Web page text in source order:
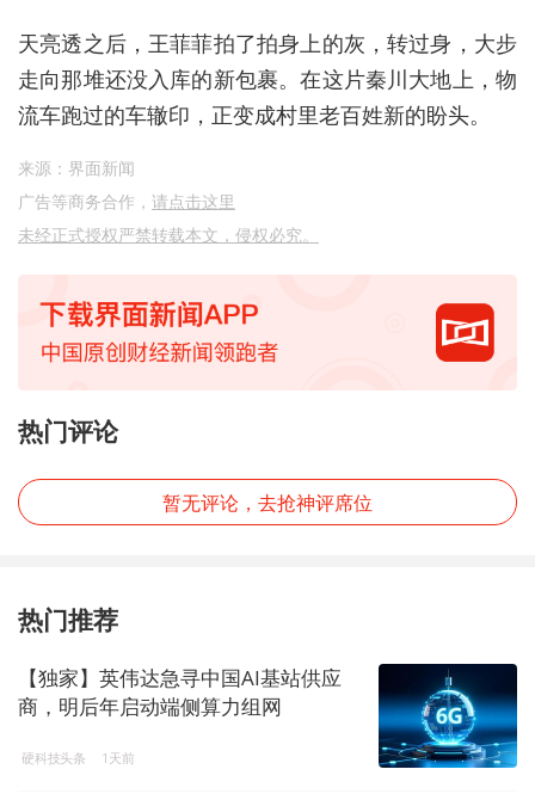
天亮透之后，王菲菲拍了拍身上的灰，转过身，大步
走向那堆还没入库的新包裹。在这片秦川大地上，物
流车跑过的车辙印，正变成村里老百姓新的盼头。
来源：界面新闻
广告等商务合作， 请点击这里
未经正式授权严禁转载本文，侵权必究。
热门评论
暂无评论，去抢神评席位
热门推荐
【独家】英伟达急寻中国AI基站供应
商，明后年启动端侧算力组网
硬科技头条 1天前